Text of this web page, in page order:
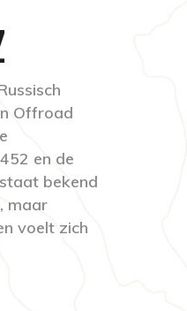
Offroad
en de
bekend
maar
voelt zich